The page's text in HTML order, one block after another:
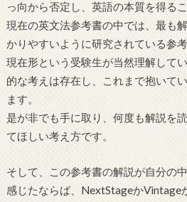
っ向から否定し、英語の本質を得る
現在の英文法参考書の中では、最も
かりやすいように研究されている参考
現在形という受験生が当然理解して
的な考えは存在し、これまで抱いて
ます。
是が非でも手に取り、何度も解説を
てほしい考え方です。
そして、この参考書の解説が自分の
感じたならば、NextStageかVintage